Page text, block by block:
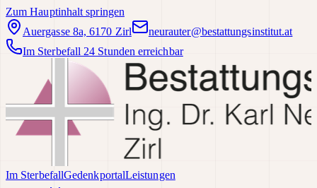
Zum Hauptinhalt springen
Auergasse 8a, 6170 Zirl
neurauter@bestattungsinstitut.at
Im Sterbefall 24 Stunden erreichbar
Im SterbefallGedenkportalLeistungen